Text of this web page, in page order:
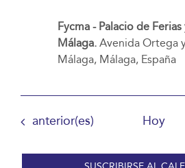
Fycma - Palacio de
Málaga. Avenida Ortega
Málaga, Málaga, España
Eventos
anterior(es) Hoy